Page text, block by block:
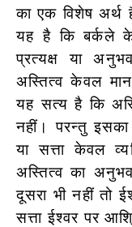
का एक विशेष
यह है कि बर्कले
प्रत्यक्ष या
अस्तित्व केवल
यह सत्य है कि
नहीं। परन्तु
या सत्ता केवल
अस्तित्व का
दूसरा भी नहीं तो
सत्ता ईश्वर पर